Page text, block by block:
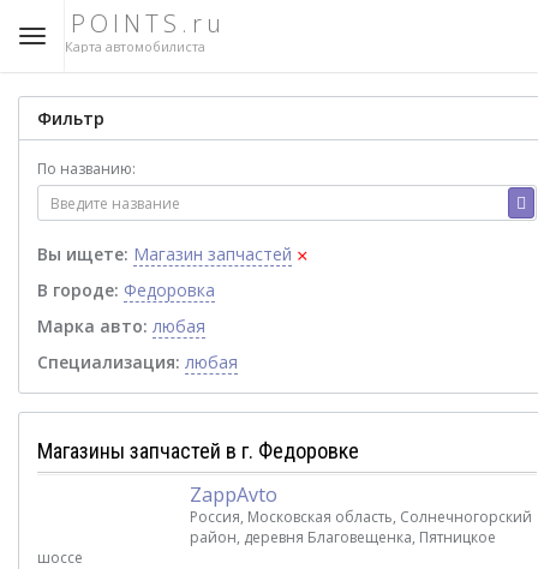
POINTS.ru
Карта автомобилиста
Фильтр
По названию:
Вы ищете: Магазин запчастей ×
В городе: Федоровка
Марка авто: любая
Специализация: любая
Магазины запчастей в г. Федоровке
ZappAvto
Россия, Московская область, Солнечногорский
район, деревня Благовещенка, Пятницкое
шоссе